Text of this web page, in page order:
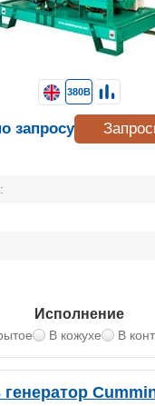
Исполнение
В кожухе В
380В
запросу